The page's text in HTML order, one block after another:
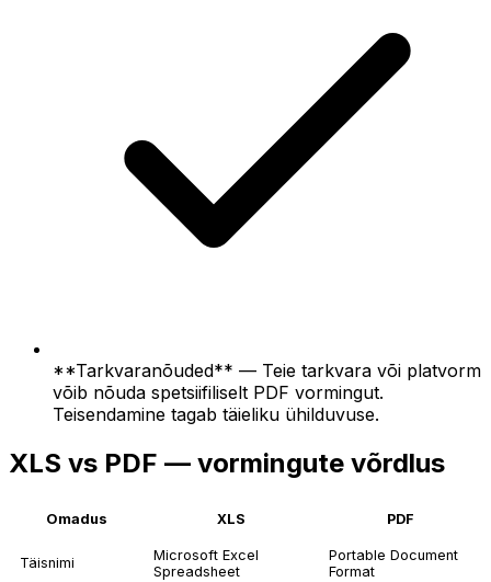
**Tarkvaranõuded** — Teie tarkvara või platvorm
võib nõuda spetsiifiliselt PDF vormingut.
Teisendamine tagab täieliku ühilduvuse.
XLS vs PDF — vormingute võrdlus
Omadus XLS PDF
Täisnimi
Microsoft Excel
Spreadsheet
Portable Document
Format